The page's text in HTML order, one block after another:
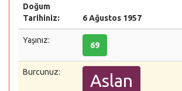
Doğum
Tarihiniz:
6 Ağustos 1957
Yaşınız:
69
Burcunuz: Aslan